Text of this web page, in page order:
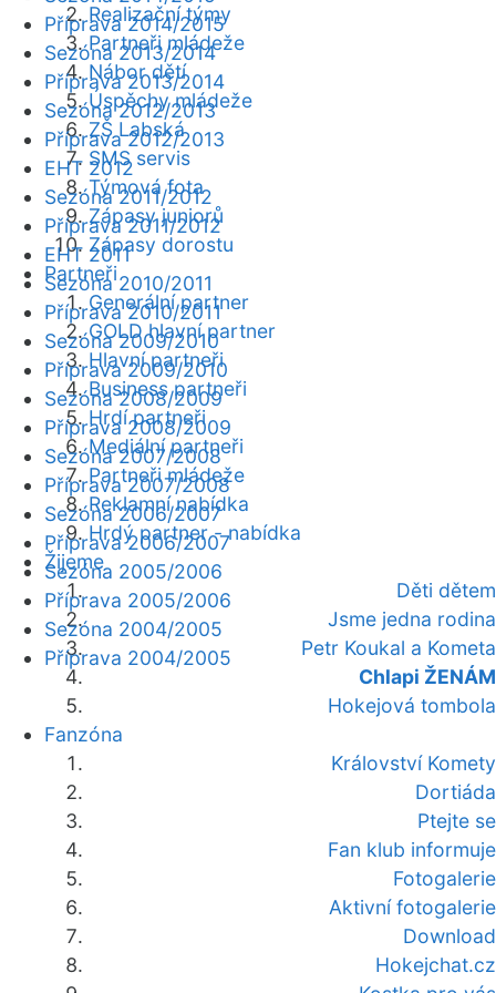
Realizační týmy
Partneři mládeže
Nábor dětí
Úspěchy mládeže
ZŠ Labská
SMS servis
Týmová fota
Zápasy juniorů
Zápasy dorostu
Partneři
Generální partner
GOLD hlavní partner
Hlavní partneři
Business partneři
Hrdí partneři
Mediální partneři
Partneři mládeže
Reklamní nabídka
Hrdý partner - nabídka
Žijeme
Děti dětem
Jsme jedna rodina
Petr Koukal a Kometa
Chlapi ŽENÁM
Hokejová tombola
Fanzóna
Království Komety
Dortiáda
Ptejte se
Fan klub informuje
Fotogalerie
Aktivní fotogalerie
Download
Hokejchat.cz
Příprava 2014/2015
Sezóna 2013/2014
Příprava 2013/2014
Sezóna 2012/2013
Příprava 2012/2013
EHT 2012
Sezóna 2011/2012
Příprava 2011/2012
EHT 2011
Sezóna 2010/2011
Příprava 2010/2011
Sezóna 2009/2010
Příprava 2009/2010
Sezóna 2008/2009
Příprava 2008/2009
Sezóna 2007/2008
Příprava 2007/2008
Sezóna 2006/2007
Příprava 2006/2007
Sezóna 2005/2006
Příprava 2005/2006
Sezóna 2004/2005
Příprava 2004/2005